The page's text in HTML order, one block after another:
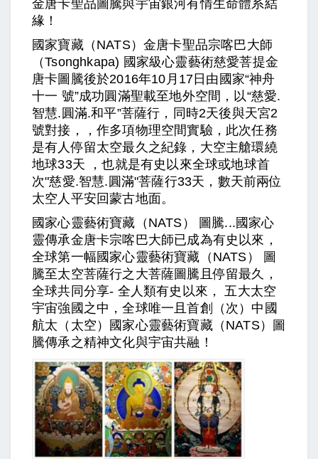
金唐卡聖品圖騰與宇宙銀河有情生命體系結
緣！
國家寶藏（NATS）金唐卡聖品宗喀巴大師
（Tsonghkapa) 國家級心靈藝術慈愛菩提金
唐卡圖騰後於2016年10月17日由國家“神舟
十一 號”成功圓滿聖載至地外空間，以“慈愛.
智慧.圓滿.和平”菩薩行，同時2天後與天宮2
號對接，，作多項物理空間實驗，此次任務
是有人停留太空最久之紀錄，大空主艙環繞
地球33天 ，也就是有史以來全球或地球首
次"慈愛.智慧.圓滿"菩薩行33天，數天前兩位
太空人平安回蒙古地面。
國家心靈藝術寶藏（NATS） 圖騰...國家心
靈傳承金唐卡宗喀巴大師已成為有史以來，
全球第一幅國家心靈藝術寶藏（NATS） 圖
騰至太空菩薩行之大菩薩圖騰且停留最久，
全球共同分享- 全人類有史以來， 五大太空
宇宙強國之中，全球唯一且首創（次）中國
航太（太空）國家心靈藝術寶藏（NATS）圖
騰傳承之精神文化與宇宙共融！